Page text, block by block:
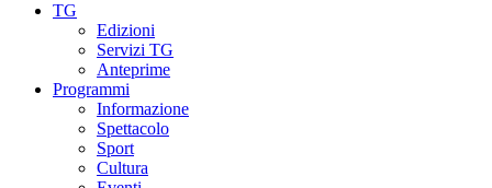
TG
Edizioni
Servizi TG
Anteprime
Programmi
Informazione
Spettacolo
Sport
Cultura